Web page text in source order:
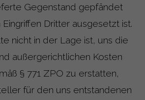
Gegenstand gepfändet
Dritter ausgesetzt ist.
nicht in der Lage ist, uns die
außergerichtlichen Kosten
§ 771 ZPO zu erstatten,
für den uns entstandenen